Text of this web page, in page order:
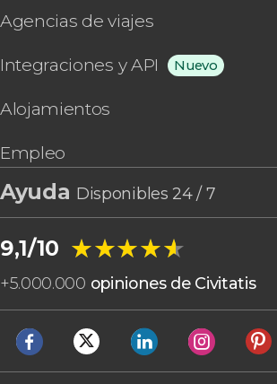
Agencias de viajes
Integraciones y API Nuevo
Alojamientos
Empleo
Ayuda Disponibles 24 / 7
9,1/10 ★★★★★
★★★★★
+5.000.000 opiniones de Civitatis